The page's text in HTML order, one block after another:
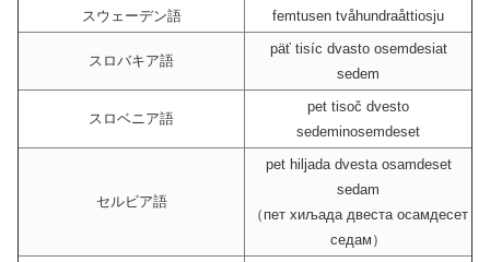
スウェーデン語
femtusen tvåhundraåttiosju
スロバキア語
päť tisíc dvasto osemdesiat
sedem
スロベニア語
pet tisoč dvesto
sedeminosemdeset
セルビア語
pet hiljada dvesta osamdeset
sedam
（пет хиљада двеста осамдесет
седам）